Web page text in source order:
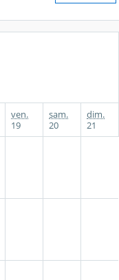
ven.
19
sam.
20
dim.
21